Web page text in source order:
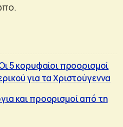
5 κορυφαίοι προορισμοί
για τα Χριστούγεννα
και προορισμοί από τη